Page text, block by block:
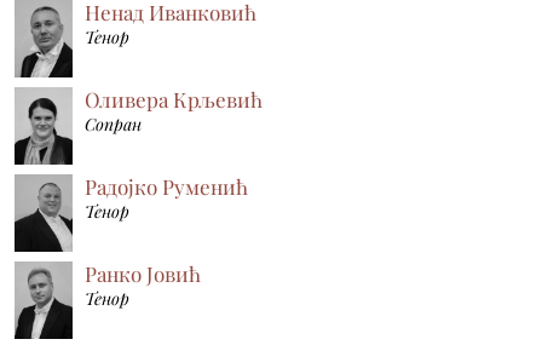
Ненад Иванковић
Тенор
Оливера Крљевић
Сопран
Радојко Руменић
Тенор
Ранко Јовић
Тенор